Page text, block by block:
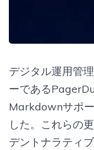
デジタル運用管
ーである
Markdownサポ
した。これらの
デントナラティ